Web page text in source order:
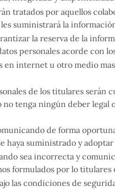
tratados por aquellos
les suministrará la
la reserva de la
personales acorde con
en internet u otro medio
de los titulares
tenga ningún deber legal
de forma
haya suministrado y
sea incorrecta y
formulados por lo titulares
las condiciones de